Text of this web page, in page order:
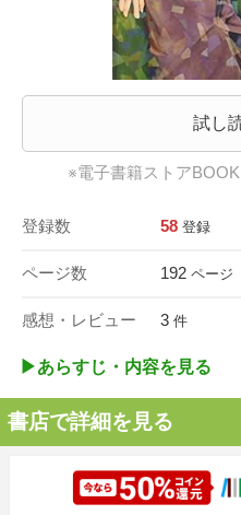
試し
※電子書籍ストア
登録数 58 登録
ページ数 192 ページ
感想・レビュー 3 件
▶︎あらすじ・内容を見る
書店で詳細を見る